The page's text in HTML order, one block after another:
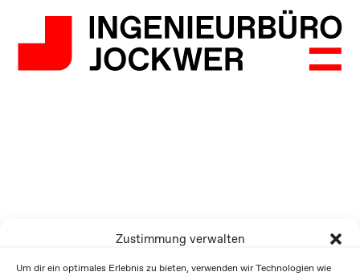
Zustimmung verwalten
Um dir ein optimales Erlebnis zu bieten, verwenden wir Technologien wie